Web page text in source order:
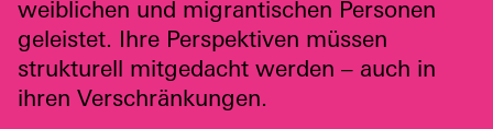
weiblichen und migrantischen Personen
geleistet. Ihre Perspektiven müssen
strukturell mitgedacht werden – auch in
ihren Verschränkungen.